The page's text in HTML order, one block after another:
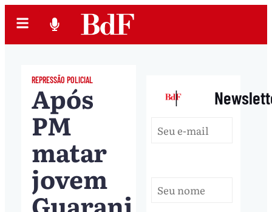
REPRESSÃO POLICIAL
Após
PM
matar
jovem
Guarani
|